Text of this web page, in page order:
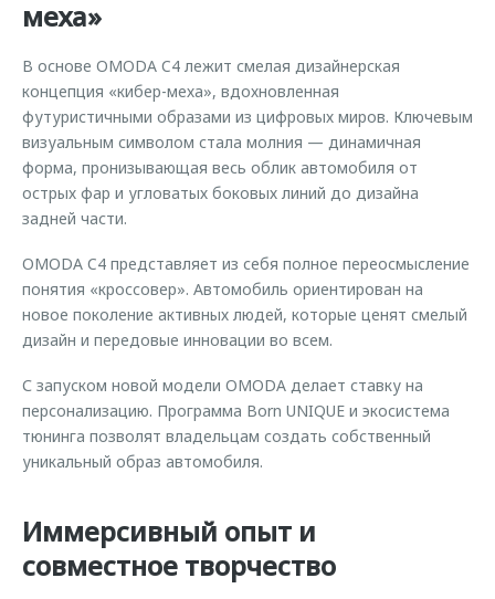
меха»
В основе OMODA C4 лежит смелая дизайнерская
концепция «кибер-меха», вдохновленная
футуристичными образами из цифровых миров. Ключевым
визуальным символом стала молния — динамичная
форма, пронизывающая весь облик автомобиля от
острых фар и угловатых боковых линий до дизайна
задней части.
OMODA C4 представляет из себя полное переосмысление
понятия «кроссовер». Автомобиль ориентирован на
новое поколение активных людей, которые ценят смелый
дизайн и передовые инновации во всем.
С запуском новой модели OMODA делает ставку на
персонализацию. Программа Born UNIQUE и экосистема
тюнинга позволят владельцам создать собственный
уникальный образ автомобиля.
Иммерсивный опыт и
совместное творчество